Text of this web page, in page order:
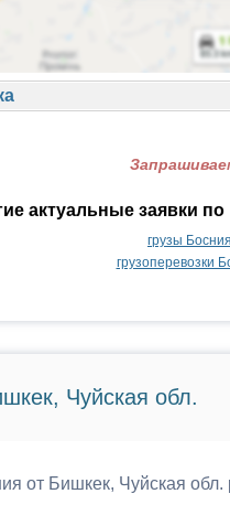
актуальные заявки
грузы
грузоперевозки
Чуйская обл.
от Бишкек, Чуйская